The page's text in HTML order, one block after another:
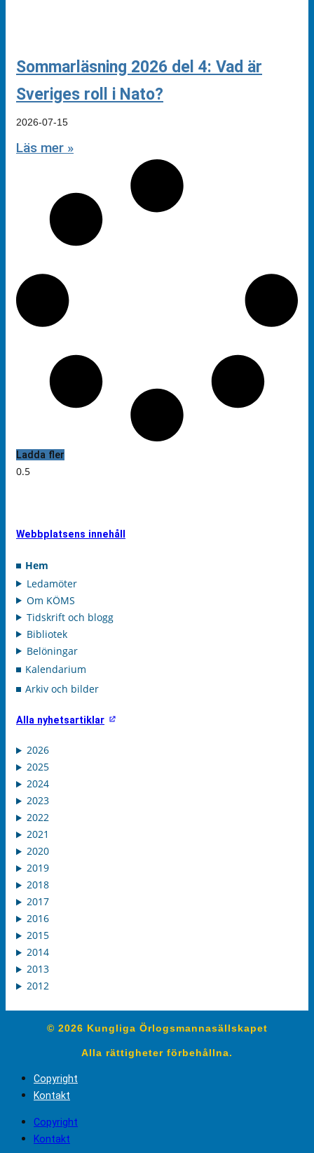
Sommarläsning 2026 del 4: Vad är
Sveriges roll i Nato?
2026-07-15
Läs mer »
Ladda fler
Webbplatsens innehåll
Hem
Ledamöter
Om KÖMS
Tidskrift och blogg
Bibliotek
Belöningar
Kalendarium
Arkiv och bilder
Alla nyhetsartiklar
2026
2025
2024
2023
2022
2021
2020
2019
2018
2017
2016
2015
2014
2013
2012
© 2026 Kungliga Örlogsmannasällskapet
Alla rättigheter förbehållna.
Copyright
Kontakt
Copyright
Kontakt